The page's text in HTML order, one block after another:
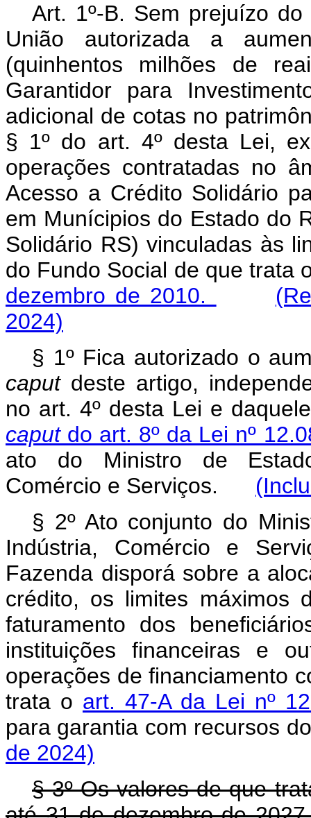
Art. 1º-B. Sem prejuízo
União autorizada a
(quinhentos milhões de
Garantidor para
adicional de cotas no
§ 1º do art. 4º desta Lei,
operações contratadas no
Acesso a Crédito Solidário
em Munícipios do Estado do
Solidário RS) vinculadas às
do Fundo Social de que trata
dezembro de 2010.
2024)
§ 1º Fica autorizado o
caputdeste artigo,
no art. 4º desta Lei e
caputdo art. 8º da Lei nº
ato do Ministro de
Comércio e Serviços.
§ 2º Ato conjunto do
Indústria, Comércio e
Fazenda disporá sobre a
crédito, os limites máximos
faturamento dos
instituições financeiras e
operações de financiamento
trata o art. 47-A da Lei nº
para garantia com
de 2024)
§ 3º Os valores de que